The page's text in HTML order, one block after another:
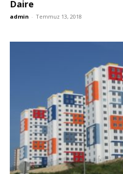
Daire
admin - Temmuz 13, 2018